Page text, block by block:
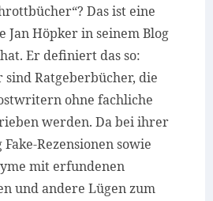
Jan Höpker in seinem Blog
Er definiert das so:
Ratgeberbücher, die
ohne fachliche
werden. Da bei ihrer
Rezensionen sowie
mit erfundenen
und andere Lügen zum